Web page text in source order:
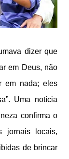
dizer que
em Deus, não
em nada; eles
Uma notícia
confirma o
jornais locais,
de brincar